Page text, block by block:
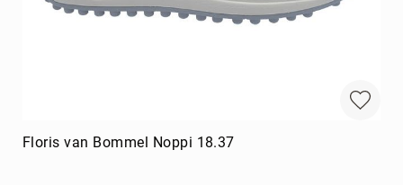
Floris van Bommel Noppi 18.37